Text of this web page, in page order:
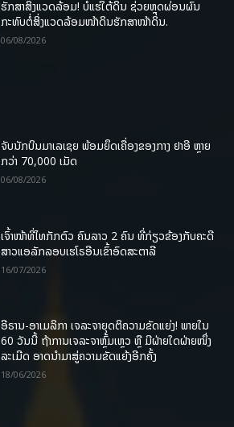
ຮັກສາສິ່ງແວດລ້ອມ! ບໍ່ແຮ່ໃຕ້ດິນ ຊ່ວຍຫຼຸດຜ່ອນຜົນ
ກະທົບຕໍ່ສິ່ງແວດລ້ອມໜ້າດິນຮັກສາໜ້າດິນ.
06/08/2026
ຈັບນັກບິນມາເລເຊຍ ພ້ອມຍຶດເຄື່ອງຂອງກາງ ຢາອີ ຫຼາຍ
ກວ່າ 70,000 ເມັດ
06/08/2026
ເຈົ້າໜ້າທີ່ໄທກັກຕົວ ຄົນລາວ 2 ຄົນ ທີ່ກ່ຽວຂ້ອງກັບຄະດີ
ສາວແອລັກລອບເຮໂຣອີນເຂົ້າອົດສະຕາລີ
16/07/2026
ອີຣານ-ອາເມລິກາ ເຈລະຈາຍຸດຕິຄວາມຂັດແຍ່ງ! ພາຍໃນ
60 ວັນນີ້ ຖ້າການເຈລະຈາຫຼົ້ມເຫຼວ ຫຼື ມີຝ່າຍໃດຝ່າຍໜຶ່ງ
ລະເມີດ ອາດນໍາມາສູ່ຄວາມຂັດແຍ້ງອີກຄັ້ງ
18/06/2026